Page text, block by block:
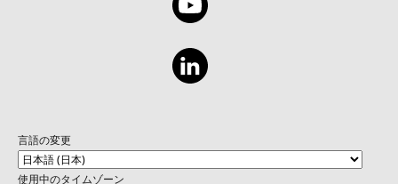
言語の変更
使用中のタイムゾーン